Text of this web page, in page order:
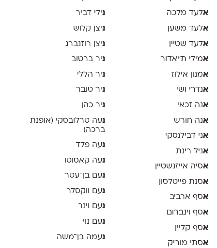
אלעד מלכה
אלעד משען
אלעד שטיין
אמילי ת׳יאדור
אמנון אילוז
אנדרי ושי
אנה זכאי
אנה חורש
אני דבילנסקי
אניל רינת
אסיה אייזנשטיין
אסנת פייטלסון
אסף ארביב
אסף וינברום
אסף קליין
אסתי מוריק
נילי דביר
ניצן קלוש
ניצן רוזנברג
ניר ברטוב
ניר הללי
ניר טובר
ניר כהן
נעה טרלובסקי (אופנת
ברכה)
נעה פלד
נעה קאסוטו
נעם בן־עטר
נעם ווקסלר
נעם וינר
נעם נוי
נעמה בן־משה